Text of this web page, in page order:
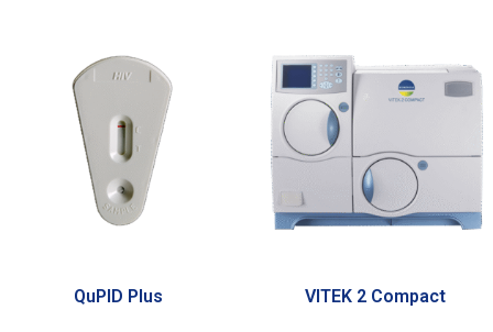
QuPID Plus VITEK 2 Compact